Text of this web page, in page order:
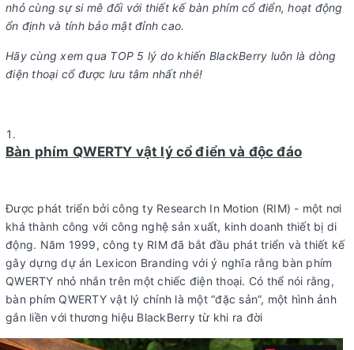
nhỏ cùng sự si mê đối với thiết kế bàn phím cổ điển, hoạt động
ổn định và tính bảo mật đỉnh cao.
Hãy cùng xem qua TOP 5 lý do khiến BlackBerry luôn là dòng
điện thoại cổ được lưu tâm nhất nhé!
Bàn phím QWERTY vật lý cổ điển và độc đáo
Được phát triển bởi công ty Research In Motion (RIM) - một nơi
khá thành công với công nghệ sản xuất, kinh doanh thiết bị di
động. Năm 1999, công ty RIM đã bắt đầu phát triển và thiết kế
gây dựng dự án Lexicon Branding với ý nghĩa rằng bàn phím
QWERTY nhỏ nhắn trên một chiếc điện thoại. Có thể nói rằng,
bàn phím QWERTY vật lý chính là một “đặc sản”, một hình ảnh
gắn liền với thương hiệu BlackBerry từ khi ra đời